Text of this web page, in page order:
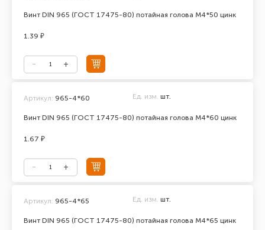
Винт DIN 965 (ГОСТ 17475-80) потайная голова М4*50 цинк
1.39 ₽
Винт DIN 965 (ГОСТ 17475-80) потайная голова М4*60 цинк
Артикул: 965-4*60 Ед. изм. шт.
1.67 ₽
Винт DIN 965 (ГОСТ 17475-80) потайная голова М4*65 цинк
Артикул: 965-4*65 Ед. изм. шт.